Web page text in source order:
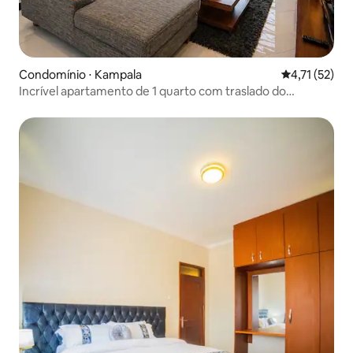
Condomínio ⋅ Kampala 4,71 de uma
4,71 (52)
Incrível apartamento de 1 quarto com traslado do